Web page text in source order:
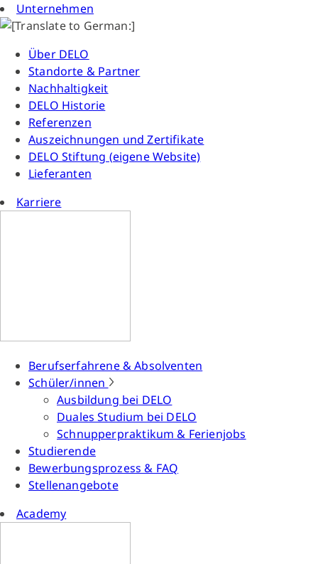
Unternehmen
Über DELO
Standorte & Partner
Nachhaltigkeit
DELO Historie
Referenzen
Auszeichnungen und Zertifikate
DELO Stiftung (eigene Website)
Lieferanten
Karriere
Berufserfahrene & Absolventen
Schüler/innen
Ausbildung bei DELO
Duales Studium bei DELO
Schnupperpraktikum & Ferienjobs
Studierende
Bewerbungsprozess & FAQ
Stellenangebote
Academy